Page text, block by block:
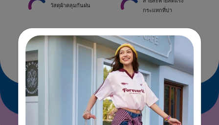
วัสดุผ้าคลุมกันฝน
กระแทกที่บ่า
ช่องเสียบสาย USB
ขนาดและวัสดุ